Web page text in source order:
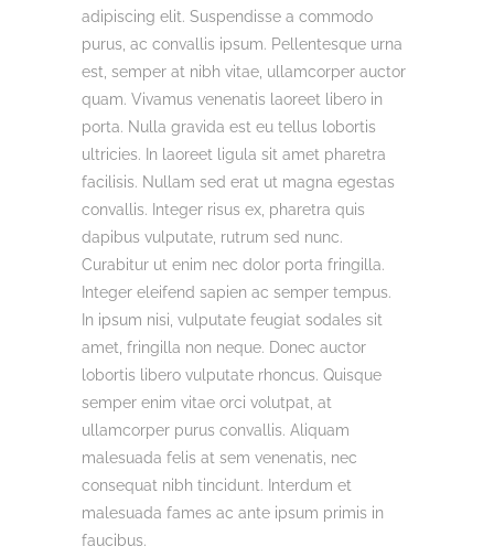
adipiscing elit. Suspendisse a commodo
purus, ac convallis ipsum. Pellentesque urna
est, semper at nibh vitae, ullamcorper auctor
quam. Vivamus venenatis laoreet libero in
porta. Nulla gravida est eu tellus lobortis
ultricies. In laoreet ligula sit amet pharetra
facilisis. Nullam sed erat ut magna egestas
convallis. Integer risus ex, pharetra quis
dapibus vulputate, rutrum sed nunc.
Curabitur ut enim nec dolor porta fringilla.
Integer eleifend sapien ac semper tempus.
In ipsum nisi, vulputate feugiat sodales sit
amet, fringilla non neque. Donec auctor
lobortis libero vulputate rhoncus. Quisque
semper enim vitae orci volutpat, at
ullamcorper purus convallis. Aliquam
malesuada felis at sem venenatis, nec
consequat nibh tincidunt. Interdum et
malesuada fames ac ante ipsum primis in
faucibus.